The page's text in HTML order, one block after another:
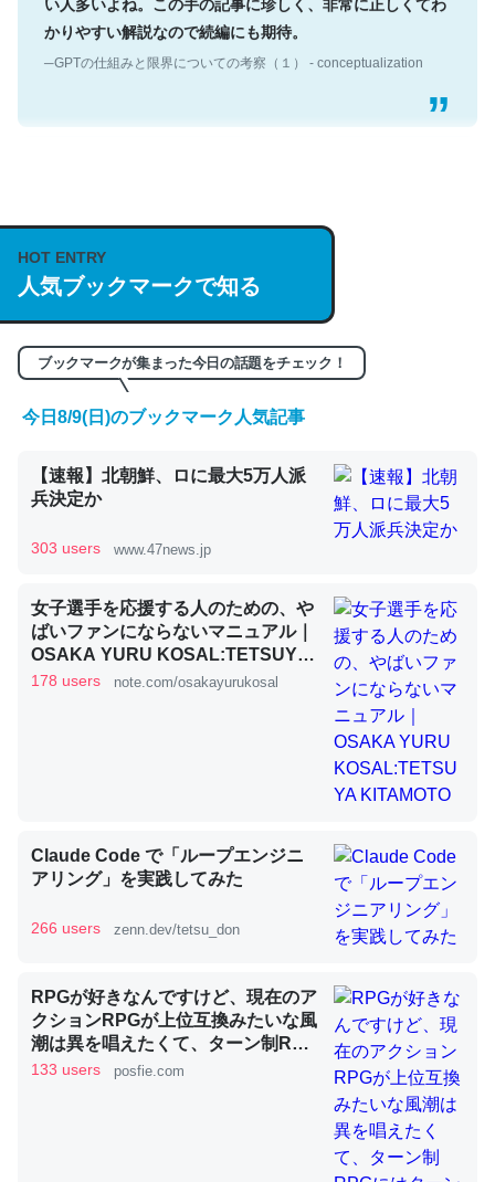
かりやすい解説なので続編にも期待。
https://isobe324649.hatenablog.com/entry/2023/03/27
/064121
くらい。小説でいう「ずっと前の伏線」は回収されないけ
ど、短期記憶というには多い分量。進化すればするほど分
─GPTの仕組みと限界についての考察（１） - conceptualization
昆虫ってカルシウム少ないのか。知らんかった。調べたら
コオロギのカルシウム分はエビの600分の1程度。
─ニュース :: 【研究発表】昆虫学の大問題＝「昆虫はなぜ海にいな
論文では「淡水はカルシウムも酸素も不足してて両方に不
利だから両方が拮抗してるのでは」とあって面白い。海に
ずキチンを強化してる筈だが、酵素が違うのか？
─ニュース :: 【研究発表】昆虫学の大問題＝「昆虫はなぜ海にいな
いのか」に関する新仮説
HOT ENTRY
人気ブックマークで知る
ブックマークが集まった今日の話題をチェック！
今日8/9(日)のブックマーク人気記事
【速報】北朝鮮、ロに最大5万人派
兵決定か
303 users www.47news.jp
女子選手を応援する人のための、や
ばいファンにならないマニュアル｜
OSAKA YURU KOSAL:TETSUYA
KITAMOTO
178 users note.com/osakayurukosal
Claude Code で「ループエンジニ
アリング」を実践してみた
266 users zenn.dev/tetsu_don
RPGが好きなんですけど、現在のア
クションRPGが上位互換みたいな風
潮は異を唱えたくて、ターン制RPG
にはターン制の良さがあると思って
133 users posfie.com